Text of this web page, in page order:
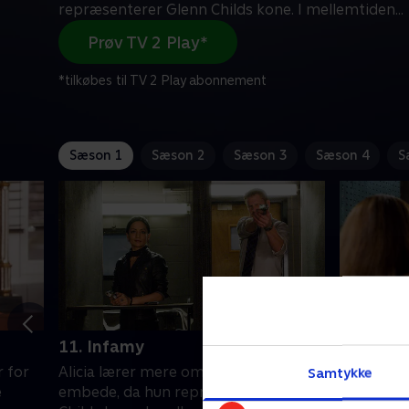
Samtykke
repræsenterer Glenn Childs kone. I mellemtiden...
Prøv TV 2 Play*
*tilkøbes til TV 2 Play abonnement
Sæson 1 Sæson 2 Sæson 3 Sæson 4
for
11. Infamy
Alicia lærer mere om Peters mistede
embede, da hun repræsenterer Glenn
12.
Alicia og